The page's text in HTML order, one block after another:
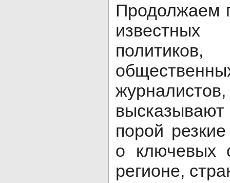
Продолжаем
политиков,
порой
о ключевых
регионе,